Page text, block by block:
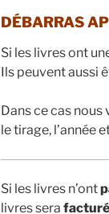
DÉBARRAS
Si les livres ont
Ils peuvent aussi
Dans ce cas nous
le tirage, l’année
Si les livres n’ont
livres sera facturé